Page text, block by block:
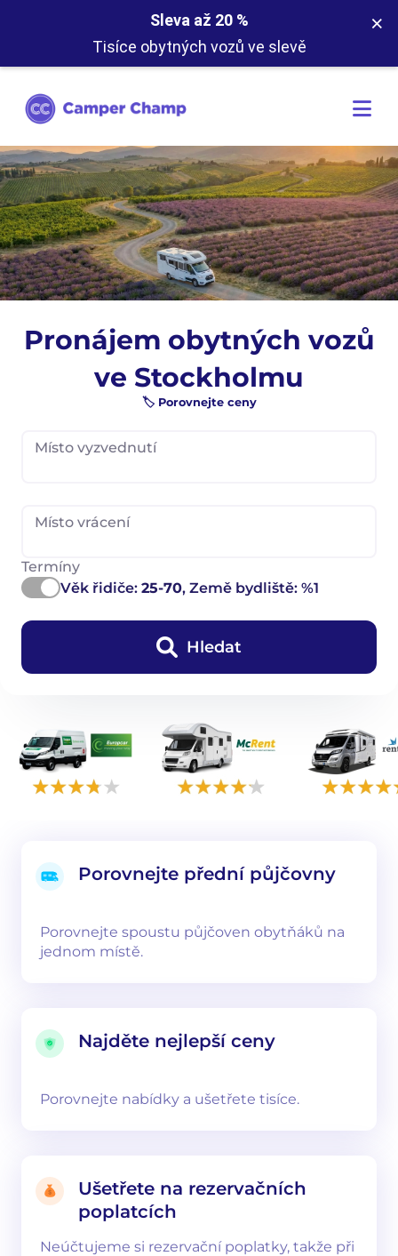
Sleva až 20 %
Tisíce obytných vozů ve slevě
×
Pronájem obytných vozů
ve Stockholmu
🏷️ Porovnejte ceny
Místo vyzvednutí
Místo vrácení
Termíny
Věk řidiče: 25-70, Země bydliště: %1
Hledat
Porovnejte přední půjčovny
Porovnejte spoustu půjčoven obytňáků na
jednom místě.
Najděte nejlepší ceny
Porovnejte nabídky a ušetřete tisíce.
Ušetřete na rezervačních
poplatcích
Neúčtujeme si rezervační poplatky, takže při